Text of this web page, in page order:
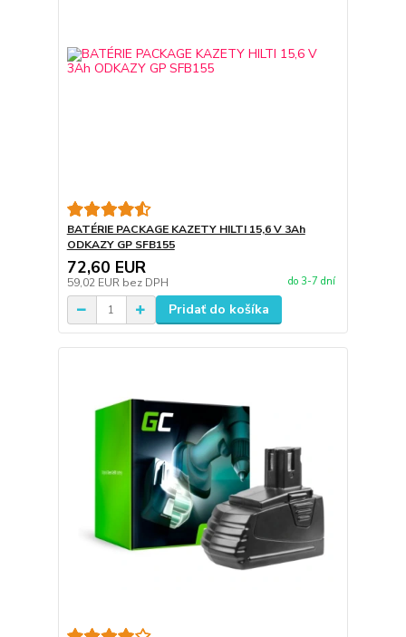
BATÉRIE PACKAGE KAZETY HILTI 15,6 V 3Ah
ODKAZY GP SFB155
72,60 EUR
59,02 EUR bez DPH do 3-7 dní
Pridať do košíka